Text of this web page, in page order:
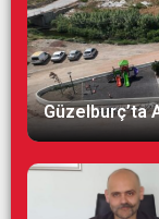
Güzelburç’ta